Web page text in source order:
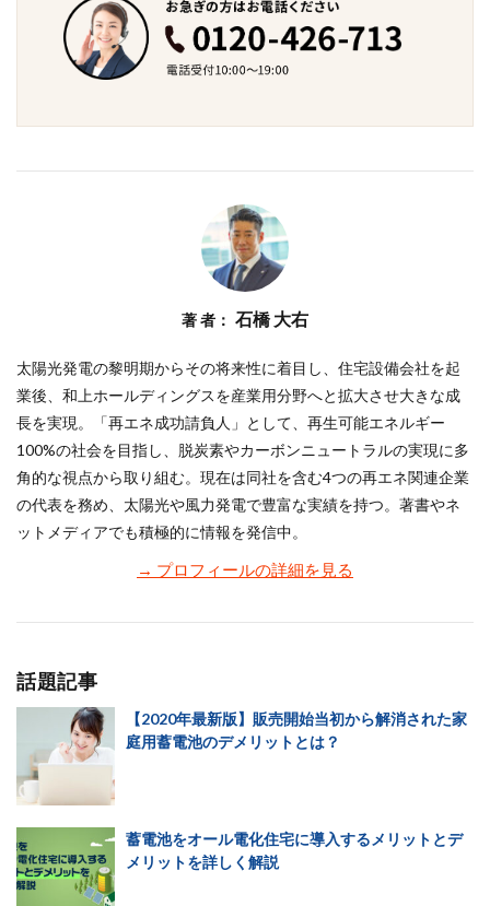
著 者： 石橋 大右
太陽光発電の黎明期からその将来性に着目し、住宅設備会社を起
業後、和上ホールディングスを産業用分野へと拡大させ大きな成
長を実現。「再エネ成功請負人」として、再生可能エネルギー
100%の社会を目指し、脱炭素やカーボンニュートラルの実現に多
角的な視点から取り組む。現在は同社を含む4つの再エネ関連企業
の代表を務め、太陽光や風力発電で豊富な実績を持つ。著書やネ
ットメディアでも積極的に情報を発信中。
→ プロフィールの詳細を見る
話題記事
【2020年最新版】販売開始当初から解消された家
庭用蓄電池のデメリットとは？
蓄電池をオール電化住宅に導入するメリットとデ
メリットを詳しく解説